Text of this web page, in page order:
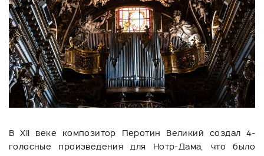
В XII веке композитор Перотин Великий создал 4-
голосные произведения для Нотр-Дама, что было